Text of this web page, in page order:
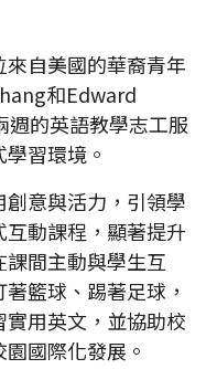
自美國的華裔青年
和Edward
的英語教學志工服
習環境。
意與活力，引領學
動課程，顯著提升
間主動與學生互
籃球、踢著足球，
用英文，並協助校
國際化發展。